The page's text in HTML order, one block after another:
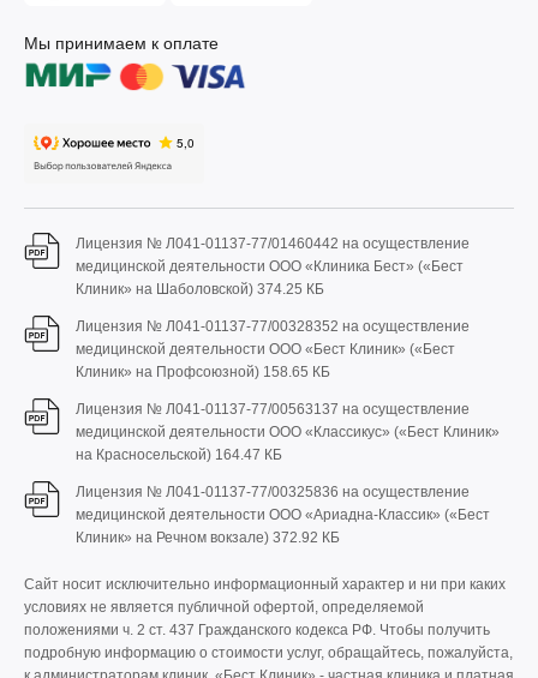
Мы принимаем к оплате
Лицензия № Л041-01137-77/01460442 на осуществление
медицинской деятельности ООО «Клиника Бест» («Бест
Клиник» на Шаболовской) 374.25 КБ
Лицензия № Л041-01137-77/00328352 на осуществление
медицинской деятельности ООО «Бест Клиник» («Бест
Клиник» на Профсоюзной) 158.65 КБ
Лицензия № Л041-01137-77/00563137 на осуществление
медицинской деятельности ООО «Классикус» («Бест Клиник»
на Красносельской) 164.47 КБ
Лицензия № Л041-01137-77/00325836 на осуществление
медицинской деятельности ООО «Ариадна-Классик» («Бест
Клиник» на Речном вокзале) 372.92 КБ
Сайт носит исключительно информационный характер и ни при каких
условиях не является публичной офертой, определяемой
положениями ч. 2 ст. 437 Гражданского кодекса РФ. Чтобы получить
подробную информацию о стоимости услуг, обращайтесь, пожалуйста,